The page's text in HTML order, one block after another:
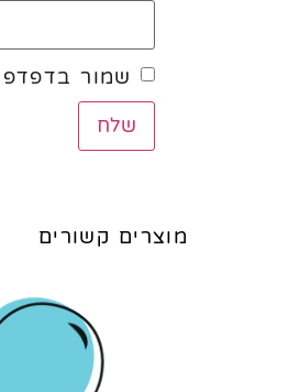
שמור
מוצרים קשורים